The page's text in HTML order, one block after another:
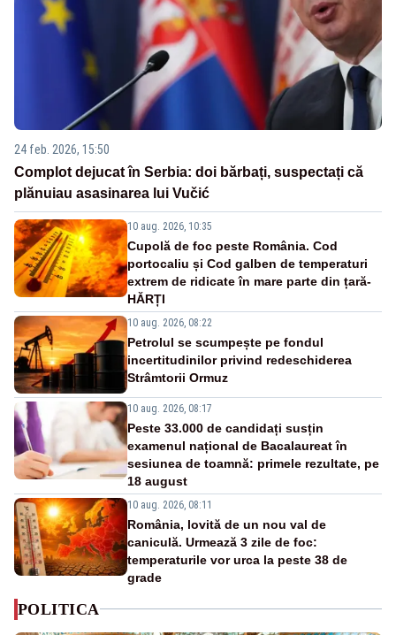
24 feb. 2026, 15:50
Complot dejucat în Serbia: doi bărbați, suspectați că
plănuiau asasinarea lui Vučić
10 aug. 2026, 10:35
Cupolă de foc peste România. Cod
portocaliu și Cod galben de temperaturi
extrem de ridicate în mare parte din țară-
HĂRȚI
10 aug. 2026, 08:22
Petrolul se scumpește pe fondul
incertitudinilor privind redeschiderea
Strâmtorii Ormuz
10 aug. 2026, 08:17
Peste 33.000 de candidați susțin
examenul național de Bacalaureat în
sesiunea de toamnă: primele rezultate, pe
18 august
10 aug. 2026, 08:11
România, lovită de un nou val de
caniculă. Urmează 3 zile de foc:
temperaturile vor urca la peste 38 de
grade
POLITICA